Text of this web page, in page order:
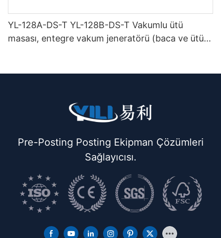
YL-128A-DS-T YL-128B-DS-T Vakumlu ütü
masası, entegre vakum jeneratörü (baca ve ütü
Pre-Posting Posting Ekipman Çözümleri
Sağlayıcısı.